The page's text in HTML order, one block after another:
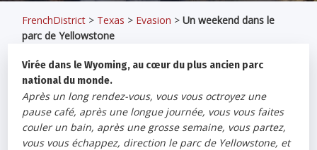
FrenchDistrict > Texas > Evasion >Un weekend dans le
parc de Yellowstone
Virée dans le Wyoming, au cœur du plus ancien parc
national du monde.
Après un long rendez-vous, vous vous octroyez une
pause café, après une longue journée, vous vous faites
couler un bain, après une grosse semaine, vous partez,
vous vous échappez, direction le parc de Yellowstone, et